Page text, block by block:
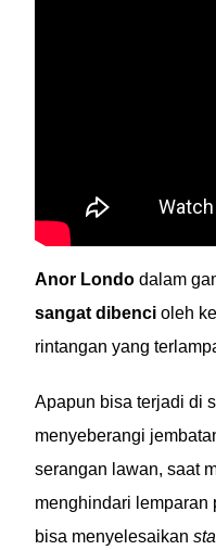
Anor Londo dalam
sangat dibenci oleh
rintangan yang
Apapun bisa terjadi di
menyeberangi
serangan lawan, saat
menghindari lemparan
bisa menyelesaikan